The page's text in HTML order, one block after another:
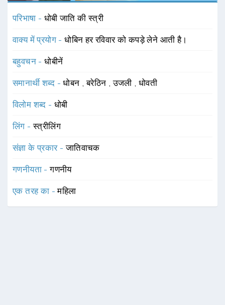
परिभाषा - धोबी जाति की स्त्री
वाक्य में प्रयोग -धोबिन हर रविवार को कपड़े लेने आती है।
बहुवचन -धोबीनें
समानार्थी शब्द -धोबन ,बरेठिन ,उजली ,धोवती
विलोम शब्द - धोबी
लिंग -स्त्रीलिंग
संज्ञा के प्रकार -जातिवाचक
गणनीयता -गणनीय
एक तरह का -महिला